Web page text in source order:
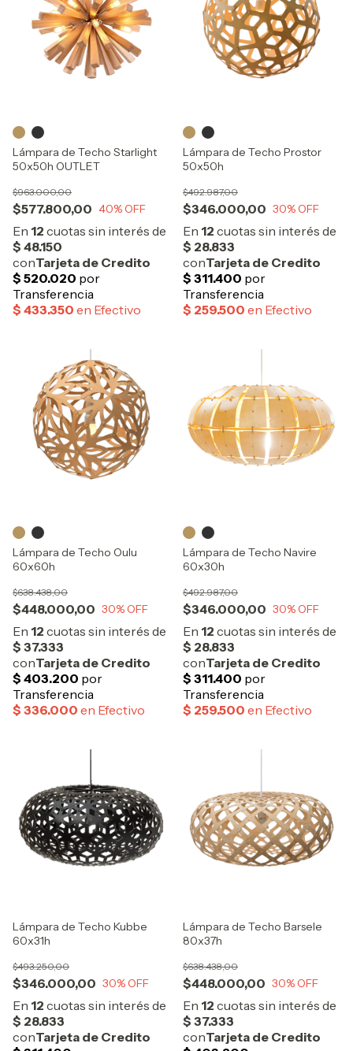
Lámpara de Techo Starlight
50x50h OUTLET
$577.800,00
$963.000,00
40% OFF
Lámpara de Techo Prostor
50x50h
$346.000,00
$492.987,00
30% OFF
Lámpara de Techo Oulu
60x60h
$448.000,00
$638.438,00
30% OFF
Lámpara de Techo Navire
60x30h
$346.000,00
$492.987,00
30% OFF
Lámpara de Techo Kubbe
60x31h
$346.000,00
$493.250,00
30% OFF
Lámpara de Techo Barsele
80x37h
$448.000,00
$638.438,00
30% OFF